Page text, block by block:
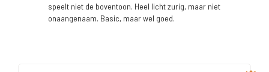
speelt niet de boventoon. Heel licht zurig, maar niet
onaangenaam. Basic, maar wel goed.